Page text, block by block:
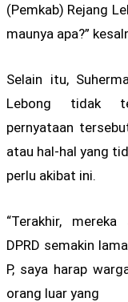
(Pemkab) Rejang
maunya apa?”
Selain itu,
Lebong tidak
pernyataan
atau hal-hal yang
perlu akibat ini.
“Terakhir,
DPRD semakin
P, saya harap
orang luar yang